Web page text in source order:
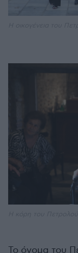
Το όνομα του